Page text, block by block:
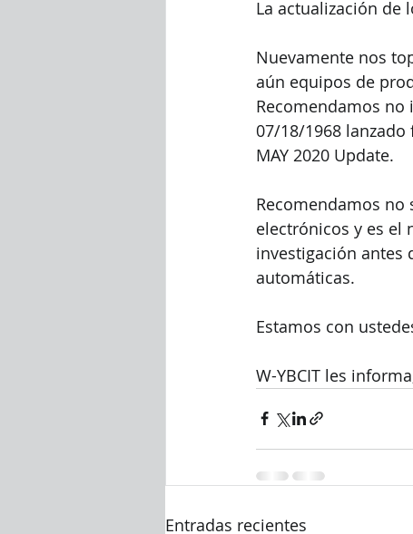
La actualización de
Nuevamente nos
aún equipos de
Recomendamos no
07/18/1968
MAY 2020 Update.
Recomendamos
electrónicos y es el
investigación antes
automáticas.
Estamos con
W-YBCIT les
Entradas recientes